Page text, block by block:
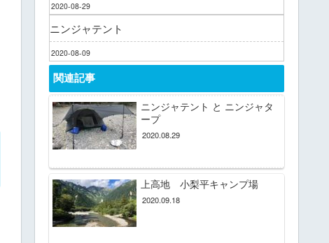
2020-08-29
ニンジャテント
2020-08-09
関連記事
ニンジャテント と ニンジャタ
ープ
2020.08.29
上高地 小梨平キャンプ場
2020.09.18